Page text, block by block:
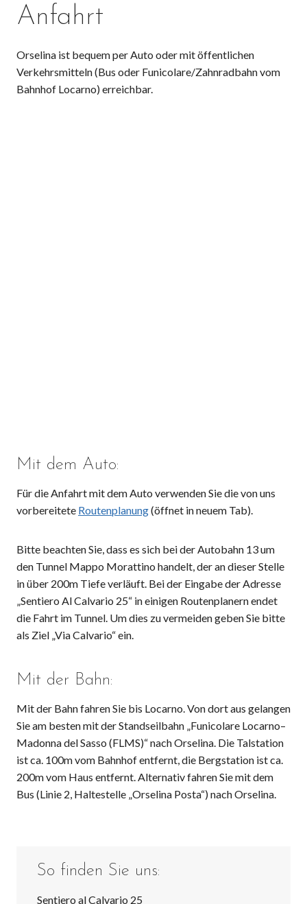
Anfahrt
Orselina ist bequem per Auto oder mit öffentlichen
Verkehrsmitteln (Bus oder Funicolare/Zahnradbahn vom
Bahnhof Locarno) erreichbar.
Mit dem Auto:
Für die Anfahrt mit dem Auto verwenden Sie die von uns
vorbereitete Routenplanung(öffnet in neuem Tab).
Bitte beachten Sie, dass es sich bei der Autobahn 13 um
den Tunnel Mappo Morattino handelt, der an dieser Stelle
in über 200m Tiefe verläuft. Bei der Eingabe der Adresse
„Sentiero Al Calvario 25“ in einigen Routenplanern endet
die Fahrt im Tunnel. Um dies zu vermeiden geben Sie bitte
als Ziel „Via Calvario“ ein.
Mit der Bahn:
Mit der Bahn fahren Sie bis Locarno. Von dort aus gelangen
Sie am besten mit der Standseilbahn „Funicolare Locarno–
Madonna del Sasso (FLMS)“ nach Orselina. Die Talstation
ist ca. 100m vom Bahnhof entfernt, die Bergstation ist ca.
200m vom Haus entfernt. Alternativ fahren Sie mit dem
Bus (Linie 2, Haltestelle „Orselina Posta“) nach Orselina.
So finden Sie uns:
Sentiero al Calvario 25